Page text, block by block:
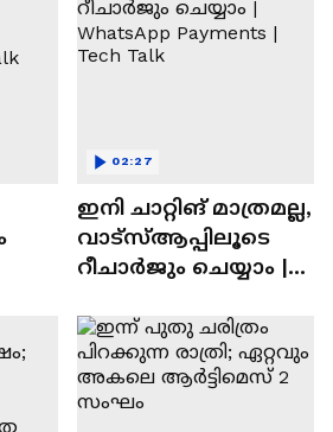
ഇനി ചാറ്റിങ് മാത്രമല്ല,
വാട്‌സ്‌ആപ്പിലൂടെ
റീചാർജും ചെയ്യാം |
Tech Talk
02:27